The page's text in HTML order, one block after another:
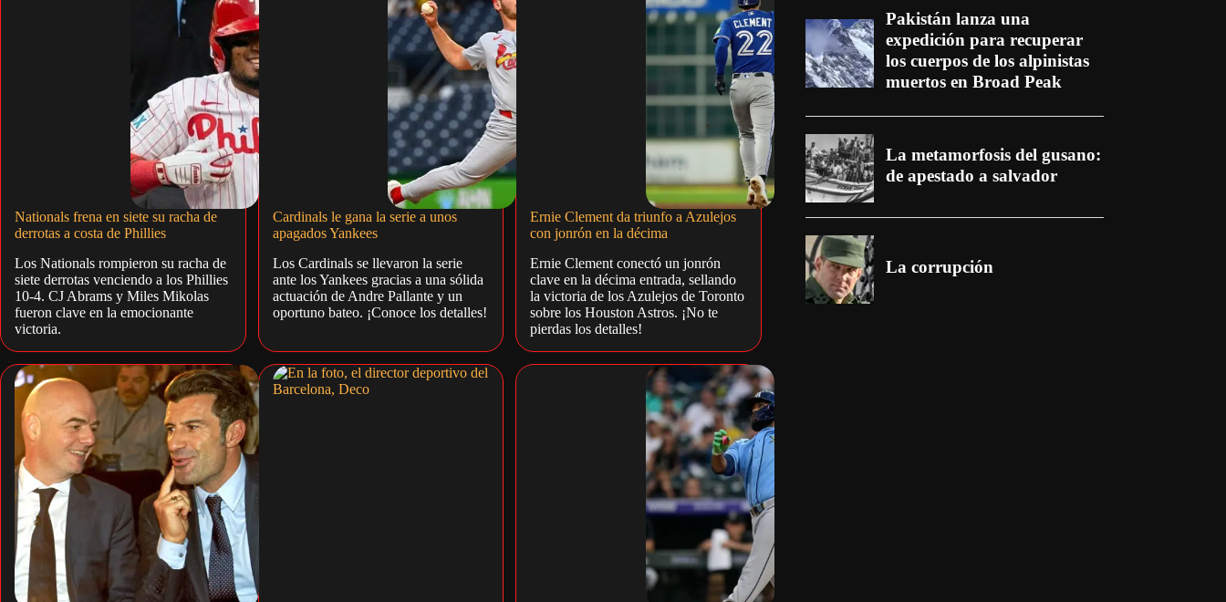
Nationals frena en siete su racha de
derrotas a costa de Phillies
Los Nationals rompieron su racha de
siete derrotas venciendo a los Phillies
10-4. CJ Abrams y Miles Mikolas
fueron clave en la emocionante
victoria.
Cardinals le gana la serie a unos
apagados Yankees
Los Cardinals se llevaron la serie
ante los Yankees gracias a una sólida
actuación de Andre Pallante y un
oportuno bateo. ¡Conoce los detalles!
Ernie Clement da triunfo a Azulejos
con jonrón en la décima
Ernie Clement conectó un jonrón
clave en la décima entrada, sellando
la victoria de los Azulejos de Toronto
sobre los Houston Astros. ¡No te
pierdas los detalles!